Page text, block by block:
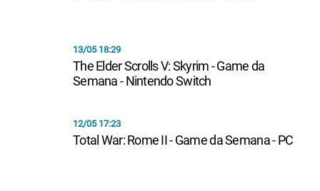
13/05 18:29
The Elder Scrolls V: Skyrim - Game da
Semana - Nintendo Switch
12/05 17:23
Total War: Rome II - Game da Semana - PC